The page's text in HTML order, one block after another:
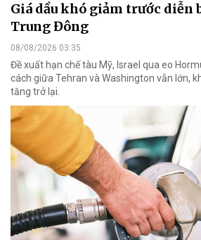
Giá dầu khó giảm trước diễn
Trung Đông
08/08/2026 03:35
Đề xuất hạn chế tàu Mỹ, Israel qua eo
cách giữa Tehran và Washington vẫn lớn,
tăng trở lại.